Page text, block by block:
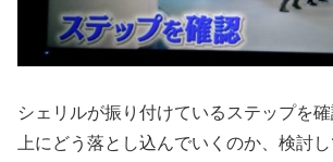
シェリルが振り付けているステップを
上にどう落とし込んでいくのか、検討